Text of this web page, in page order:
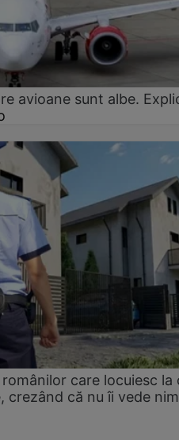
avioane sunt albe.
care locuiesc la
crezând că nu îi vede